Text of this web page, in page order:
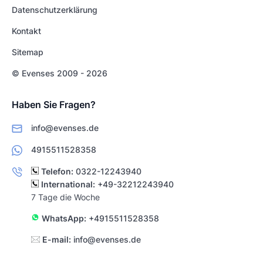
Datenschutzerklärung
Kontakt
Sitemap
© Evenses 2009 - 2026
Haben Sie Fragen?
info@evenses.de
4915511528358
Telefon: 0322-12243940
International: +49-32212243940
7 Tage die Woche
WhatsApp: +4915511528358
E-mail: info@evenses.de